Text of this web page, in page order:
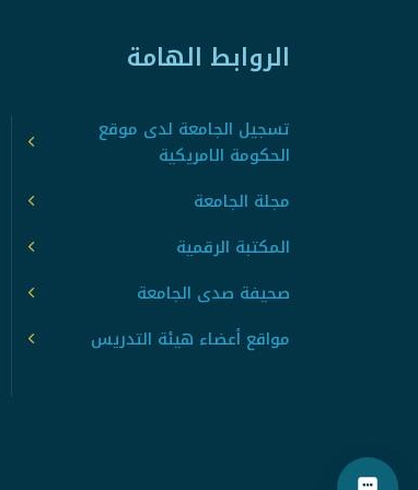
الروابط الهامة
تسجيل الجامعة لدى موقع
الحكومة الامريكية
مجلة الجامعة
المكتبة الرقمية
صحيفة صدى الجامعة
مواقع أعضاء هيئة التدريس